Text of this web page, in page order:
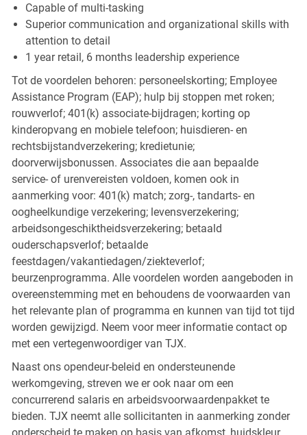
Capable of multi-tasking
Superior communication and organizational skills with
attention to detail
1 year retail, 6 months leadership experience
Tot de voordelen behoren: personeelskorting; Employee
Assistance Program (EAP); hulp bij stoppen met roken;
rouwverlof; 401(k) associate-bijdragen; korting op
kinderopvang en mobiele telefoon; huisdieren- en
rechtsbijstandverzekering; kredietunie;
doorverwijsbonussen. Associates die aan bepaalde
service- of urenvereisten voldoen, komen ook in
aanmerking voor: 401(k) match; zorg-, tandarts- en
oogheelkundige verzekering; levensverzekering;
arbeidsongeschiktheidsverzekering; betaald
ouderschapsverlof; betaalde
feestdagen/vakantiedagen/ziekteverlof;
beurzenprogramma. Alle voordelen worden aangeboden in
overeenstemming met en behoudens de voorwaarden van
het relevante plan of programma en kunnen van tijd tot tijd
worden gewijzigd. Neem voor meer informatie contact op
met een vertegenwoordiger van TJX.
Naast ons opendeur-beleid en ondersteunende
werkomgeving, streven we er ook naar om een
concurrerend salaris en arbeidsvoorwaardenpakket te
bieden. TJX neemt alle sollicitanten in aanmerking zonder
onderscheid te maken op basis van afkomst, huidskleur,